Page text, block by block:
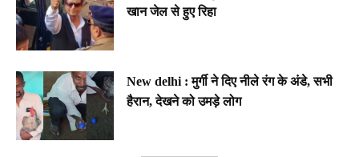
खान जेल से हुए रिहा
New delhi : मुर्गी ने दिए नीले रंग के अंडे, सभी
हैरान, देखने को उमड़े लोग